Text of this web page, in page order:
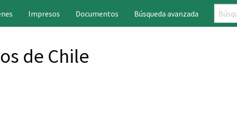
Impresos Documentos Búsqueda avanzada
de Chile